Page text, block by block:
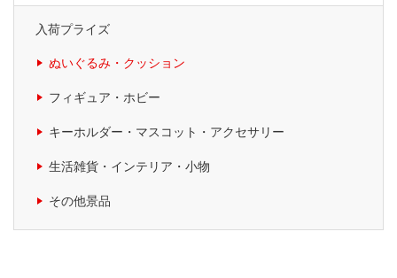
入荷プライズ
ぬいぐるみ・クッション
フィギュア・ホビー
キーホルダー・マスコット・アクセサリー
生活雑貨・インテリア・小物
その他景品